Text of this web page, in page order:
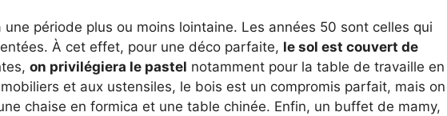
une période plus ou moins lointaine. Les années 50 sont celles qui
À cet effet, pour une déco parfaite, le sol est couvert de
on privilégiera le pastel notamment pour la table de travaille en
et aux ustensiles, le bois est un compromis parfait, mais on
chaise en formica et une table chinée. Enfin, un buffet de mamy,